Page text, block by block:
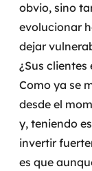
obvio, sino
evolucionar
dejar
¿Sus
Como ya se
desde el
y, teniendo
invertir
es que